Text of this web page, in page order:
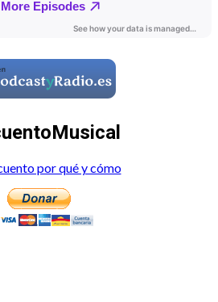
por qué y cómo